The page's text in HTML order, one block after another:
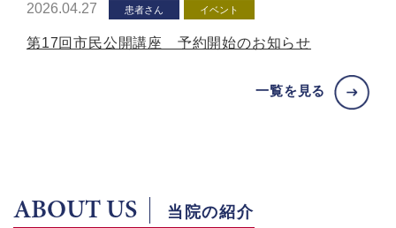
2026.04.27 患者さん イベント
第17回市民公開講座 予約開始のお知らせ
一覧を見る
ABOUT US 当院の紹介